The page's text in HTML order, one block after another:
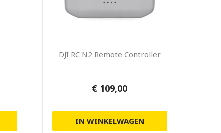
DJI RC N2 Remote Controller
€ 109,00
IN WINKELWAGEN